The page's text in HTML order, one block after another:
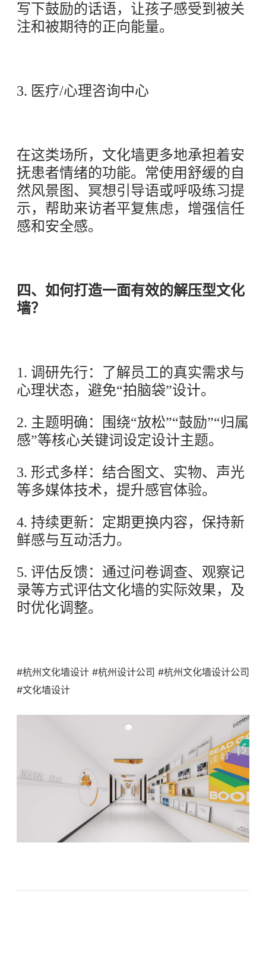
写下鼓励的话语，让孩子感受到被关
注和被期待的正向能量。
3. 医疗/心理咨询中心
在这类场所，文化墙更多地承担着安
抚患者情绪的功能。常使用舒缓的自
然风景图、冥想引导语或呼吸练习提
示，帮助来访者平复焦虑，增强信任
感和安全感。
四、如何打造一面有效的解压型文化
墙？
1. 调研先行：了解员工的真实需求与
心理状态，避免“拍脑袋”设计。
2. 主题明确：围绕“放松”“鼓励”“归属
感”等核心关键词设定设计主题。
3. 形式多样：结合图文、实物、声光
等多媒体技术，提升感官体验。
4. 持续更新：定期更换内容，保持新
鲜感与互动活力。
5. 评估反馈：通过问卷调查、观察记
录等方式评估文化墙的实际效果，及
时优化调整。
#杭州文化墙设计 #杭州设计公司 #杭州文化墙设计公司
#文化墙设计